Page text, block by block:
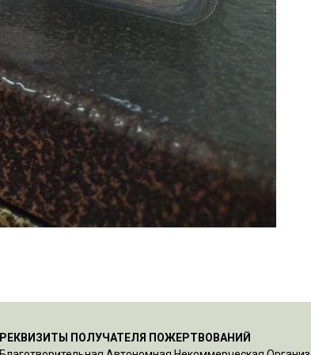
РЕКВИЗИТЫ ПОЛУЧАТЕЛЯ ПОЖЕРТВОВАНИЙ